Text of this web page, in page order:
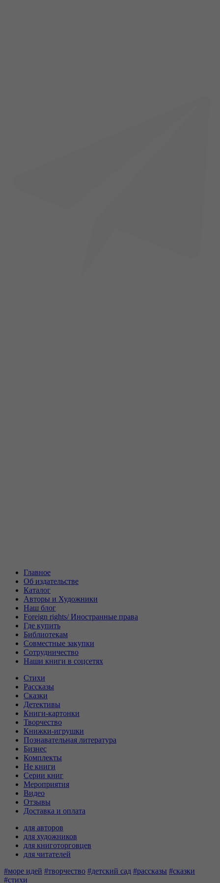
Главное
Об издательстве
Каталог
Авторы и Художники
Наш блог
Foreign rights/ Иностранные права
Где купить
Библиотекам
Совместные закупки
Сотрудничество
Наши книги в соцсетях
Стихи
Рассказы
Сказки
Детективы
Книги-картонки
Творчество
Книжки-игрушки
Познавательная литература
Бизнес
Комплекты
Не книги
Серии книг
Мероприятия
Видео
Отзывы
Доставка и оплата
для авторов
для художников
для книготорговцев
для читателей
#море идей #творчество #детский сад #рассказы #сказки
#стихи